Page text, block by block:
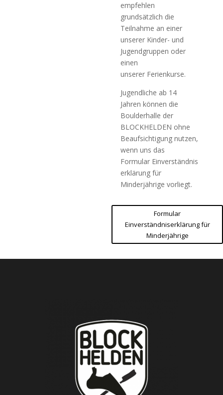
empfehlen
grundsätzlich die
Teilnahme an einer
unserer Kinder- und
Jugendgruppen oder
einen
unserer Ferienkurse.
Jugendliche ab 14
Jahren können die
Boulderhalle der
BLOCKHELDEN ohne
Beaufsichtigung nutzen,
wenn uns das
Formular Einverständnis
erklärung für
Minderjährige vorliegt.
Formular
Einverständniserklärung für
Minderjährige